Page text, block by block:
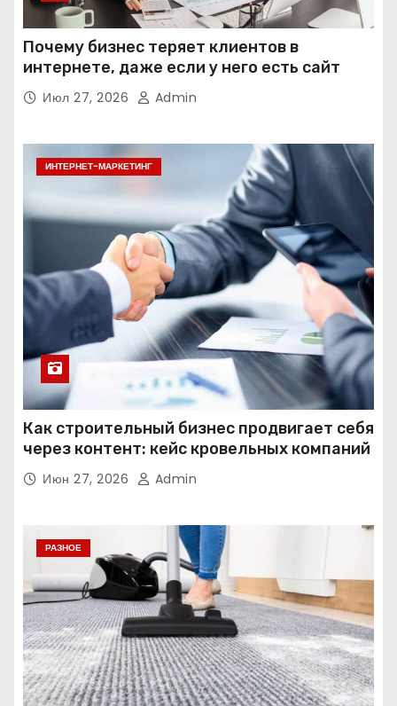
Почему бизнес теряет клиентов в
интернете, даже если у него есть сайт
Июл 27, 2026 Admin
ИНТЕРНЕТ-МАРКЕТИНГ
Как строительный бизнес продвигает себя
через контент: кейс кровельных компаний
Июн 27, 2026 Admin
РАЗНОЕ